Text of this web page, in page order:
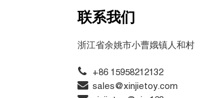
联系我们
浙江省余姚市小曹娥镇人和村
+86 15958212132
sales@xinjietoy.com